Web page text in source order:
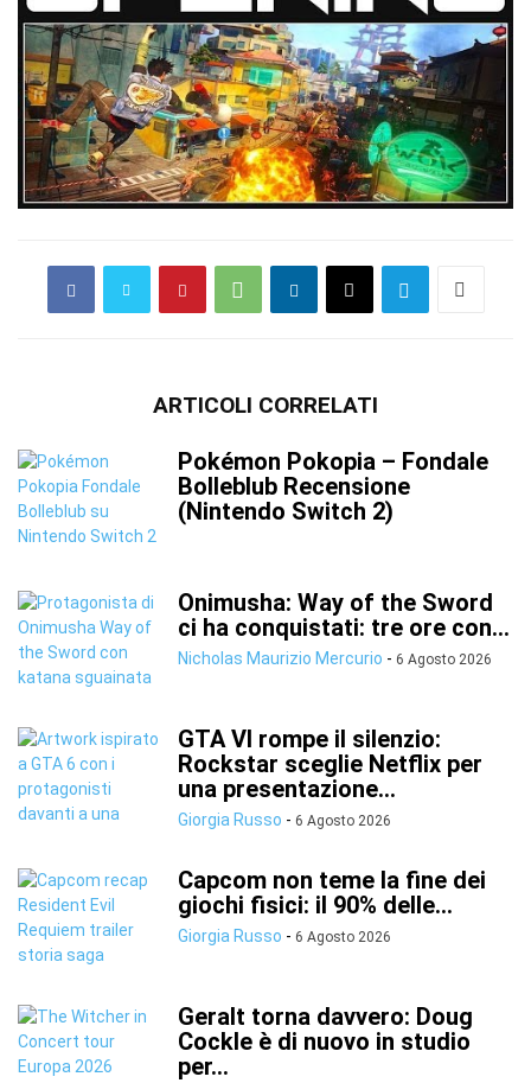
ARTICOLI CORRELATI
Pokémon Pokopia – Fondale
Bolleblub Recensione
(Nintendo Switch 2)
Onimusha: Way of the Sword
ci ha conquistati: tre ore con...
Nicholas Maurizio Mercurio - 6 Agosto 2026
GTA VI rompe il silenzio:
Rockstar sceglie Netflix per
una presentazione...
Giorgia Russo - 6 Agosto 2026
Capcom non teme la fine dei
giochi fisici: il 90% delle...
Giorgia Russo - 6 Agosto 2026
Geralt torna davvero: Doug
Cockle è di nuovo in studio
per...